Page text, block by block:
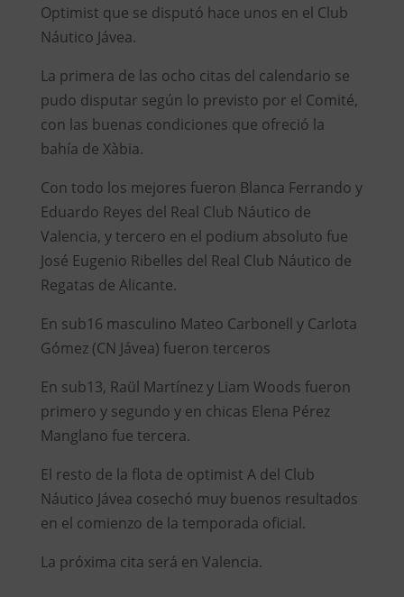
Optimist que se disputó hace unos en el Club
Náutico Jávea.
La primera de las ocho citas del calendario se
pudo disputar según lo previsto por el Comité,
con las buenas condiciones que ofreció la
bahía de Xàbia.
Con todo los mejores fueron Blanca Ferrando y
Eduardo Reyes del Real Club Náutico de
Valencia, y tercero en el podium absoluto fue
José Eugenio Ribelles del Real Club Náutico de
Regatas de Alicante.
En sub16 masculino Mateo Carbonell y Carlota
Gómez (CN Jávea) fueron terceros
En sub13, Raül Martínez y Liam Woods fueron
primero y segundo y en chicas Elena Pérez
Manglano fue tercera.
El resto de la flota de optimist A del Club
Náutico Jávea cosechó muy buenos resultados
en el comienzo de la temporada oficial.
La próxima cita será en Valencia.